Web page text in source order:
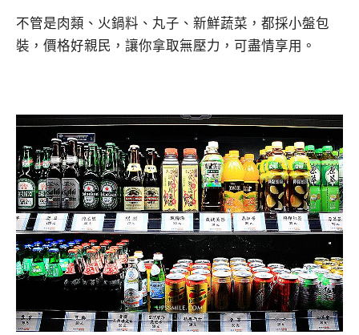
不管是肉類、火鍋料、丸子、新鮮蔬菜，都採小盤包
裝，價格好親民，讓你拿取無壓力，可盡情享用。